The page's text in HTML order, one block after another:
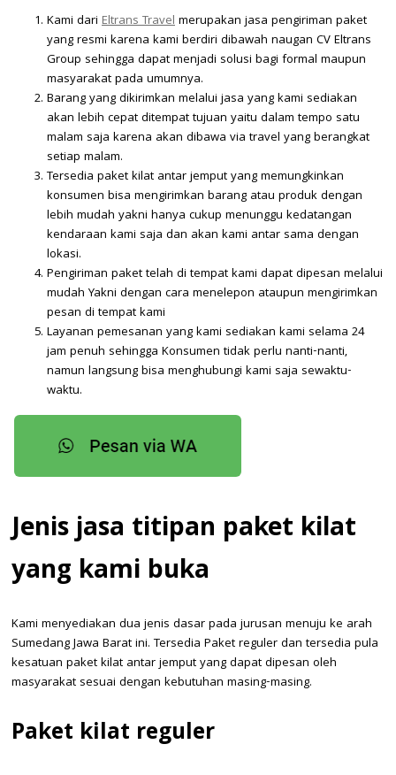
Kami dari Eltrans Travelmerupakan jasa pengiriman paket
yang resmi karena kami berdiri dibawah naugan CV Eltrans
Group sehingga dapat menjadi solusi bagi formal maupun
masyarakat pada umumnya.
Barang yang dikirimkan melalui jasa yang kami sediakan
akan lebih cepat ditempat tujuan yaitu dalam tempo satu
malam saja karena akan dibawa via travel yang berangkat
setiap malam.
Tersedia paket kilat antar jemput yang memungkinkan
konsumen bisa mengirimkan barang atau produk dengan
lebih mudah yakni hanya cukup menunggu kedatangan
kendaraan kami saja dan akan kami antar sama dengan
lokasi.
Pengiriman paket telah di tempat kami dapat dipesan melalui
mudah Yakni dengan cara menelepon ataupun mengirimkan
pesan di tempat kami
Layanan pemesanan yang kami sediakan kami selama 24
jam penuh sehingga Konsumen tidak perlu nanti-nanti,
namun langsung bisa menghubungi kami saja sewaktu-
waktu.
Jenis jasa titipan paket kilat
yang kami buka
Kami menyediakan dua jenis dasar pada jurusan menuju ke arah
Sumedang Jawa Barat ini. Tersedia Paket reguler dan tersedia pula
kesatuan paket kilat antar jemput yang dapat dipesan oleh
masyarakat sesuai dengan kebutuhan masing-masing.
Paket kilat reguler